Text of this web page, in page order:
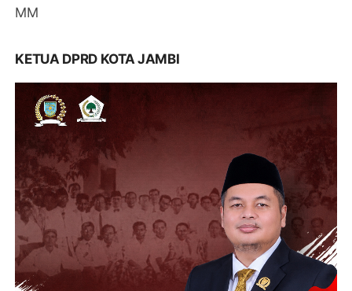
MM
KETUA DPRD KOTA JAMBI